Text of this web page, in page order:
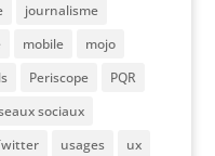
journalisme
mobile
mojo
Periscope
PQR
sociaux
usages
ux